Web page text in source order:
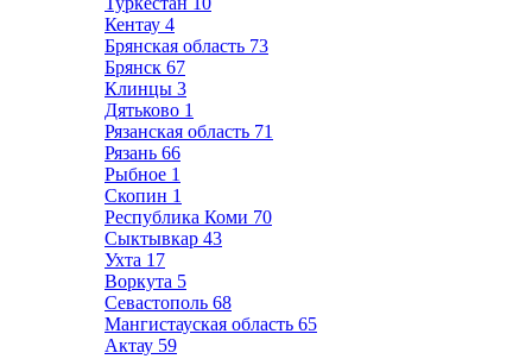
Кентау 4
Брянская область 73
Брянск 67
Клинцы 3
Дятьково 1
Рязанская область 71
Рязань 66
Рыбное 1
Скопин 1
Республика Коми 70
Сыктывкар 43
Ухта 17
Воркута 5
Севастополь 68
Мангистауская область 65
Актау 59